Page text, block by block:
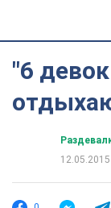
"6